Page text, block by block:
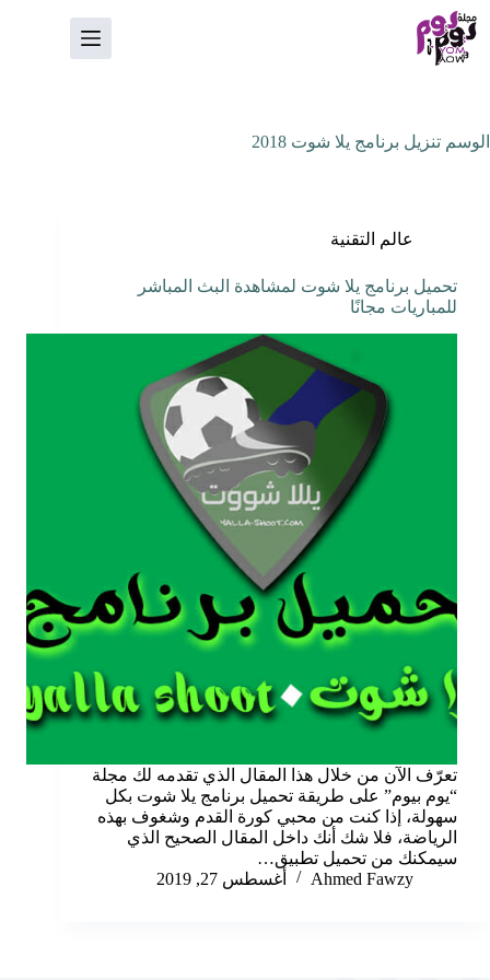
التجاوز
إلى
المحتوى
الوسم تنزيل برنامج يلا شوت 2018
عالم التقنية
تحميل برنامج يلا شوت لمشاهدة البث المباشر
للمباريات مجانًا
تعرّف الآن من خلال هذا المقال الذي تقدمه لك مجلة
“يوم بيوم” على طريقة تحميل برنامج يلا شوت بكل
سهولة، إذا كنت من محبي كورة القدم وشغوف بهذه
الرياضة، فلا شك أنك داخل المقال الصحيح الذي
سيمكنك من تحميل تطبيق…
Ahmed Fawzy
أغسطس 27, 2019